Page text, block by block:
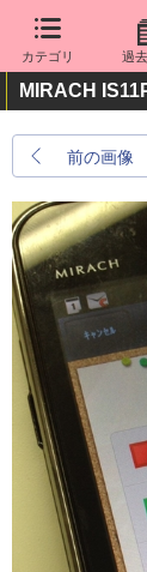
カテゴリ 過
MIRACH
前の画像